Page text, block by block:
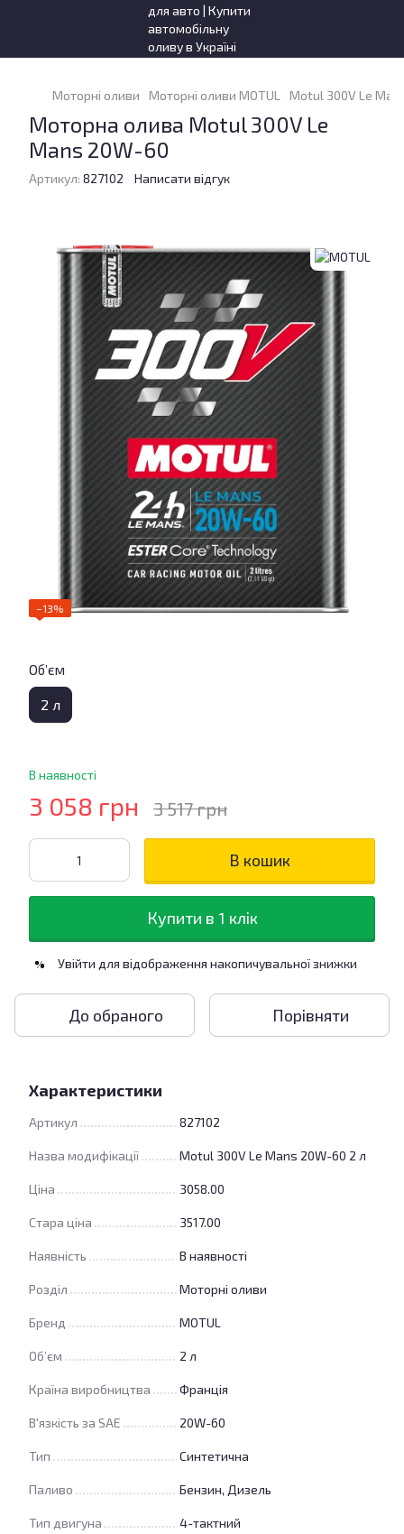
Моторні оливи Моторні оливи MOTUL Motul 300V Le
Моторна олива Motul 300V Le
Mans 20W-60
Артикул: 827102 Написати відгук
−13%
Об’єм
2 л
В наявності
3 058 грн 3 517 грн
В кошик
Купити в 1 клік
% Увійти для відображення накопичувальної знижки
До обраного Порівняти
Характеристики
Артикул 827102
Назва модифікації Motul 300V Le Mans 20W-60 2 л
Ціна 3058.00
Стара ціна 3517.00
Наявність В наявності
Розділ Моторні оливи
Бренд MOTUL
Об’єм 2 л
Країна виробництва Франція
В'язкість за SAE 20W-60
Тип Синтетична
Паливо Бензин, Дизель
Тип двигуна 4-тактний